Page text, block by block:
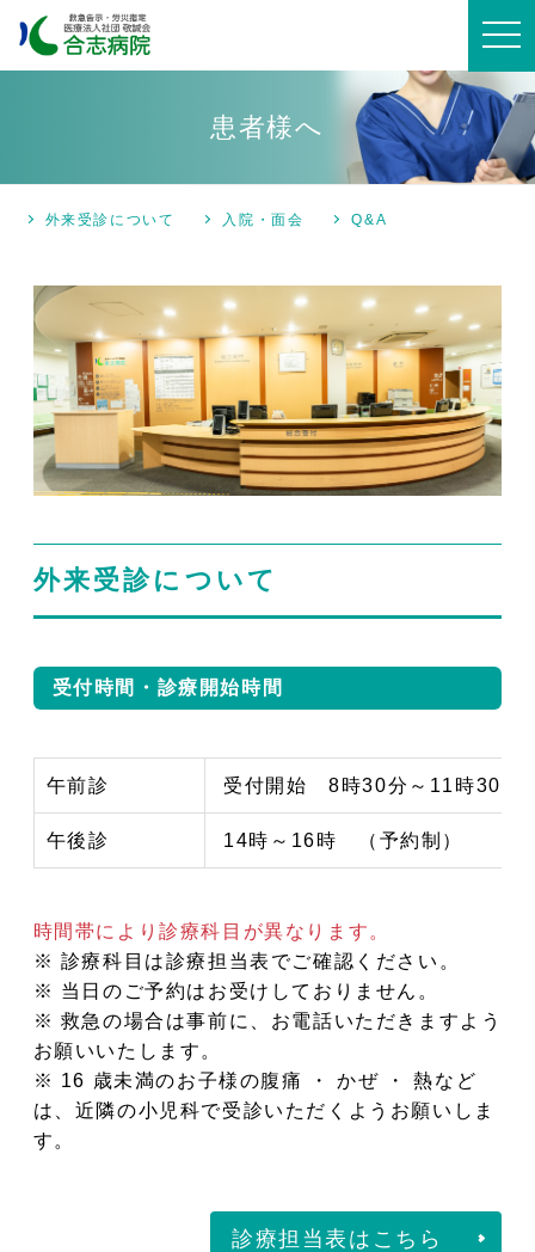
t
o
l
e
n
a
v
患者様へ
外来受診について 入院・面会 Q&A
外来受診について
受付時間・診療開始時間
午前診 受付開始 8時30分～11時30分
午後診 14時～16時 （予約制）
時間帯により診療科目が異なります。
※ 診療科目は診療担当表でご確認ください。
※ 当日のご予約はお受けしておりません。
※ 救急の場合は事前に、お電話いただきますよう
お願いいたします。
※ 16 歳未満のお子様の腹痛 ・ かぜ ・ 熱など
は、近隣の小児科で受診いただくようお願いしま
す。
診療担当表はこちら